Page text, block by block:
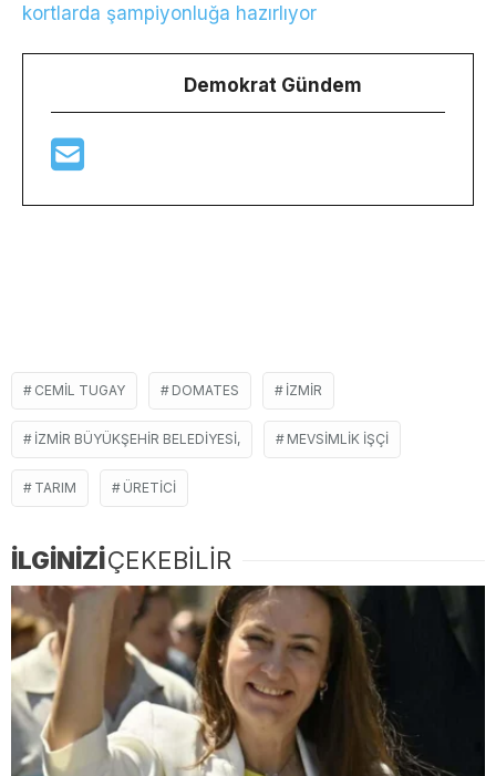
kortlarda şampiyonluğa hazırlıyor
Demokrat Gündem
CEMIL TUGAY DOMATES İZMIR
İZMIR BÜYÜKŞEHIR BELEDIYESI, MEVSIMLIK IŞÇI
TARIM ÜRETICI
İLGİNİZİÇEKEBİLİR